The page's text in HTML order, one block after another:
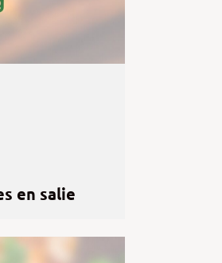
en salie